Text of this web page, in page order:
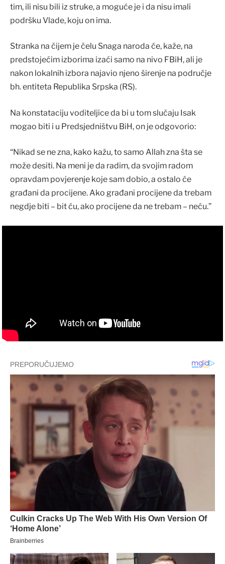
tim, ili nisu bili iz struke, a moguće je i da nisu imali
podršku Vlade, koju on ima.
Stranka na čijem je čelu Snaga naroda će, kaže, na
predstojećim izborima izaći samo na nivo FBiH, ali je
nakon lokalnih izbora najavio njeno širenje na područje
bh. entiteta Republika Srpska (RS).
Na konstataciju voditeljice da bi u tom slučaju Isak
mogao biti i u Predsjedništvu BiH, on je odgovorio:
“Nikad se ne zna, kako kažu, to samo Allah zna šta se
može desiti. Na meni je da radim, da svojim radom
opravdam povjerenje koje sam dobio, a ostalo će
građani da procijene. Ako građani procijene da trebam
negdje biti – bit ću, ako procijene da ne trebam – neću.”